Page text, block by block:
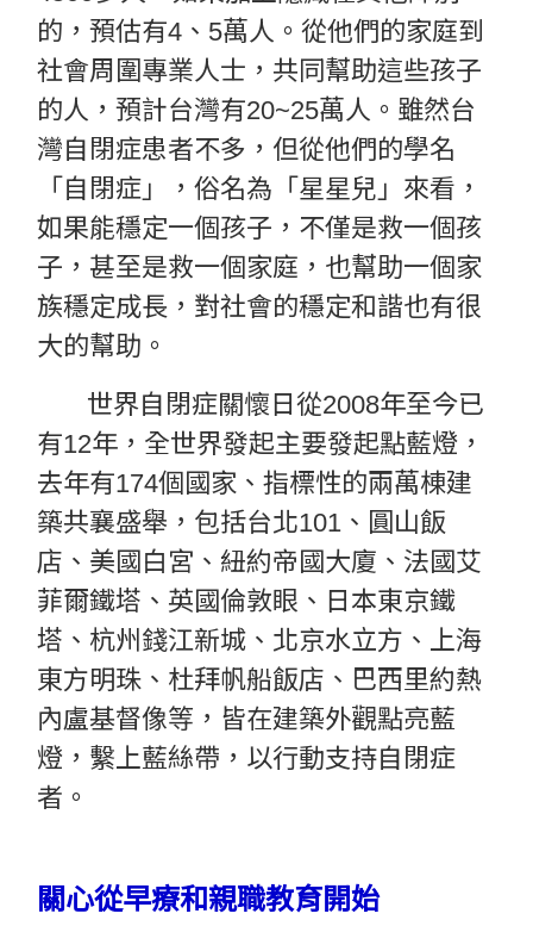
的，預估有4、5萬人。從他們的家庭到
社會周圍專業人士，共同幫助這些孩子
的人，預計台灣有20~25萬人。雖然台
灣自閉症患者不多，但從他們的學名
「自閉症」，俗名為「星星兒」來看，
如果能穩定一個孩子，不僅是救一個孩
子，甚至是救一個家庭，也幫助一個家
族穩定成長，對社會的穩定和諧也有很
大的幫助。
世界自閉症關懷日從2008年至今已
有12年，全世界發起主要發起點藍燈，
去年有174個國家、指標性的兩萬棟建
築共襄盛舉，包括台北101、圓山飯
店、美國白宮、紐約帝國大廈、法國艾
菲爾鐵塔、英國倫敦眼、日本東京鐵
塔、杭州錢江新城、北京水立方、上海
東方明珠、杜拜帆船飯店、巴西里約熱
內盧基督像等，皆在建築外觀點亮藍
燈，繫上藍絲帶，以行動支持自閉症
者。
關心從早療和親職教育開始